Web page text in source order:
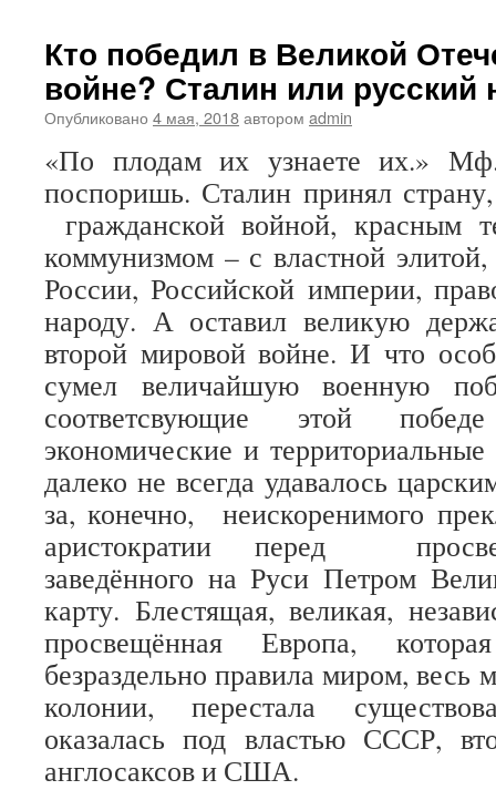
Кто победил в Великой
войне? Сталин или русский
Опубликовано 4 мая, 2018автором admin
«По плодам их узнаете их.»
поспоришь. Сталин принял
гражданской войной, красным
коммунизмом – с властной
России, Российской империи,
народу. А оставил великую
второй мировой войне. И что
сумел величайшую военную
соответсвующие этой победе
экономические и
далеко не всегда удавалось
за, конечно,
неискоренимого
аристократии перед
заведённого на Руси Петром
карту. Блестящая, великая,
просвещённая Европа,
безраздельно правила миром, весь
колонии, перестала
оказалась под властью СССР,
англосаксов и США.